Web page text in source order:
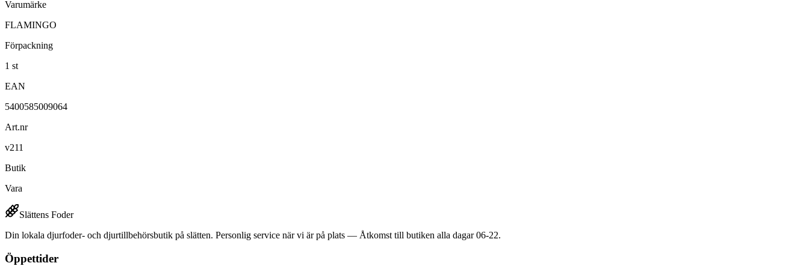
Varumärke
FLAMINGO
Förpackning
1 st
EAN
5400585009064
Art.nr
v211
Butik
Vara
Slättens Foder
Din lokala djurfoder- och djurtillbehörsbutik på slätten. Personlig service när vi är på plats — Åtkomst till butiken alla dagar 06-22.
Öppettider